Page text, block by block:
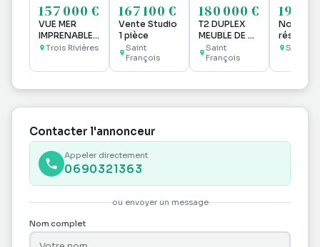
157 000 €
VUE MER
IMPRENABLE -
A VENDRE
Rivières
Trois Rivières
167 100 €
Vente Studio
1 pièce
Saint
François
180 000 €
T2 DUPLEX
MEUBLE DE 58
M2 VUE
MARINA ET
GOLF AVEC 2
Saint
François
199
Nouvelle
quartier
Gissac,
Sainte
Contacter l'annonceur
Appeler directement
0690321363
ou envoyer un message
Nom complet